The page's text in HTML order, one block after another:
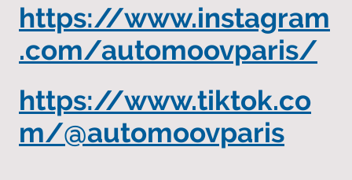
https://www.instagram
.com/automoovparis/
https://www.tiktok.co
m/@automoovparis